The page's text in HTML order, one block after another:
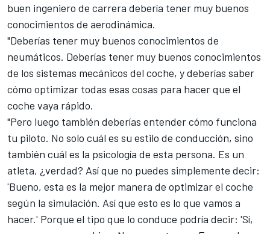
buen ingeniero de carrera debería tener muy buenos
conocimientos de aerodinámica.
"Deberías tener muy buenos conocimientos de
neumáticos. Deberías tener muy buenos conocimientos
de los sistemas mecánicos del coche, y deberías saber
cómo optimizar todas esas cosas para hacer que el
coche vaya rápido.
"Pero luego también deberías entender cómo funciona
tu piloto. No solo cuál es su estilo de conducción, sino
también cuál es la psicología de esta persona. Es un
atleta, ¿verdad? Así que no puedes simplemente decir:
'Bueno, esta es la mejor manera de optimizar el coche
según la simulación. Así que esto es lo que vamos a
hacer.' Porque el tipo que lo conduce podría decir: 'Sí,